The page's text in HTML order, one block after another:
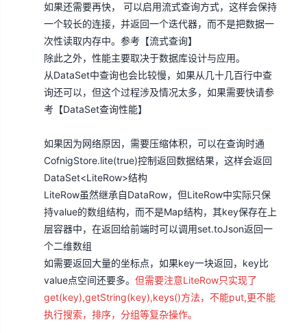
如果还需要再快， 可以启用流式查询方式，这样会保持
一个较长的连接，并返回一个迭代器，而不是把数据一
次性读取内存中。参考【流式查询】
除此之外，性能主要取决于数据库设计与应用。
从DataSet中查询也会比较慢，如果从几十几百行中查
询还可以，但这个过程涉及情况太多，如果需要快请参
考【DataSet查询性能】
如果因为网络原因，需要压缩体积，可以在查询时通
CofnigStore.lite(true)控制返回数据结果，这样会返回
DataSet<LiteRow>结构
LiteRow虽然继承自DataRow，但LiteRow中实际只保
持value的数组结构，而不是Map结构，其key保存在上
层容器中，在返回给前端时可以调用set.toJson返回一
个二维数组
如需要返回大量的坐标点，如果key一块返回，key比
value点空间还要多。 但需要注意LiteRow只实现了
get(key),getString(key),keys()方法，不能put,更不能
执行搜索，排序，分组等复杂操作。